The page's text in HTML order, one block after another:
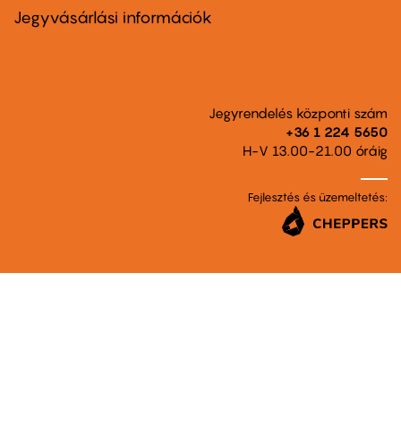
second
Jegyvásárlási információk
Jegyrendelés központi szám
+36 1 224 5650
H-V 13.00-21.00 óráig
Fejlesztés és üzemeltetés: